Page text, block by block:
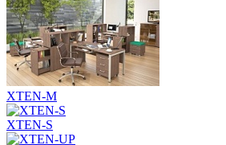
XTEN-M
XTEN-S